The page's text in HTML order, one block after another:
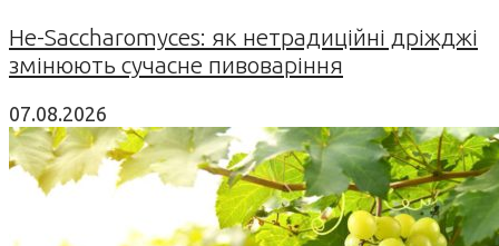
Не-Saccharomyces: як нетрадиційні дріжджі
змінюють сучасне пивоваріння
07.08.2026